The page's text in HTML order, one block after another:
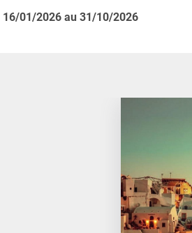
16/01/2026au 31/10/2026